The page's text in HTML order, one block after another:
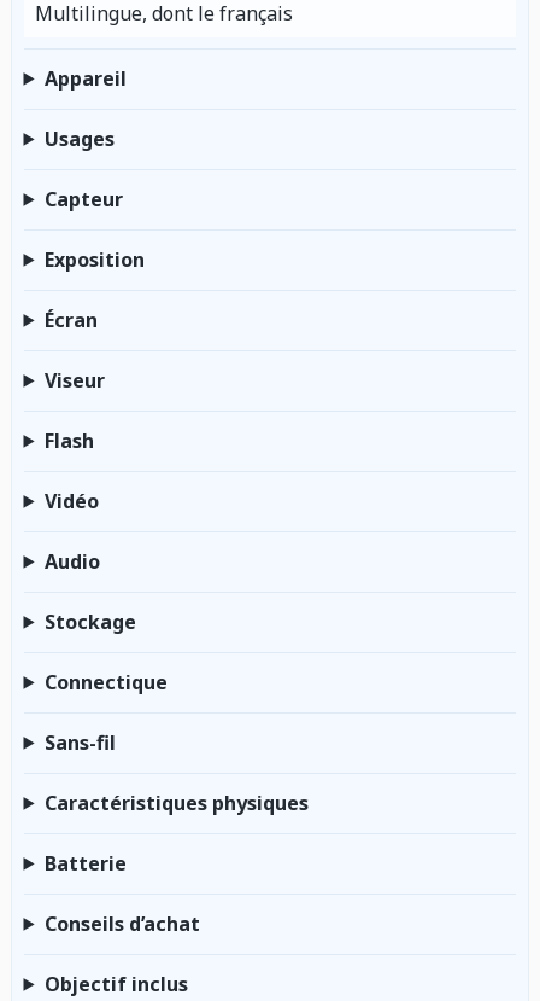
Multilingue, dont le français
Appareil
Usages
Capteur
Exposition
Écran
Viseur
Flash
Vidéo
Audio
Stockage
Connectique
Sans-fil
Caractéristiques physiques
Batterie
Conseils d’achat
Objectif inclus